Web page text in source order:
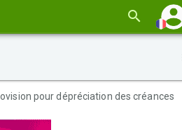
pour dépréciation des créances